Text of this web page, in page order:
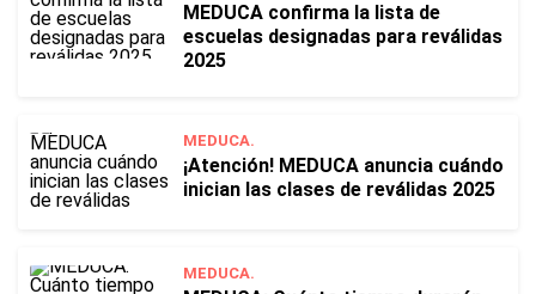
MEDUCA confirma la lista de
escuelas designadas para reválidas
2025
MEDUCA.
¡Atención! MEDUCA anuncia cuándo
inician las clases de reválidas 2025
MEDUCA.